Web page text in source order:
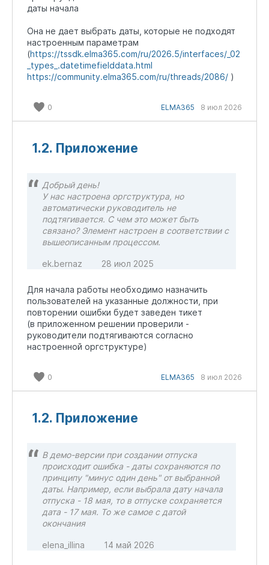
даты начала
Она не дает выбрать даты, которые не подходят
настроенным параметрам
(https://tssdk.elma365.com/ru/2026.5/interfaces/_02
_types_.datetimefielddata.html
https://community.elma365.com/ru/threads/2086/ )
0 ELMA365 8 июл 2026
1.2. Приложение
Добрый день!
У нас настроена оргструктура, но
автоматически руководитель не
подтягивается. С чем это может быть
связано? Элемент настроен в соответствии с
вышеописанным процессом.
ek.bernaz 28 июл 2025
Для начала работы необходимо назначить
пользователей на указанные должности, при
повторении ошибки будет заведен тикет
(в приложенном решении проверили -
руководители подтягиваются согласно
настроенной оргструктуре)
0 ELMA365 8 июл 2026
1.2. Приложение
В демо-версии при создании отпуска
происходит ошибка - даты сохраняются по
принципу "минус один день" от выбранной
даты. Например, если выбрала дату начала
отпуска - 18 мая, то в отпуске сохраняется
дата - 17 мая. То же самое с датой
окончания
elena_illina 14 май 2026